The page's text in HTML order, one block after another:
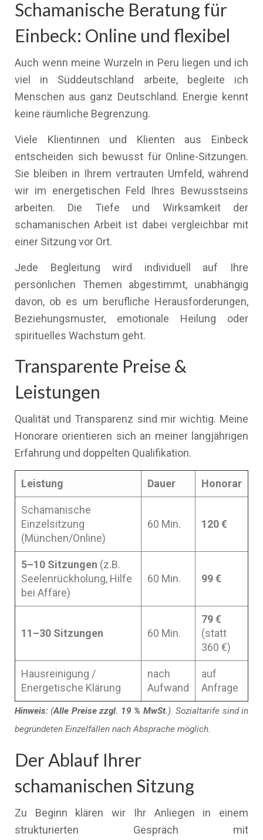
Schamanische Beratung für
Einbeck: Online und flexibel
Auch wenn meine Wurzeln in Peru liegen und ich
viel in Süddeutschland arbeite, begleite ich
Menschen aus ganz Deutschland. Energie kennt
keine räumliche Begrenzung.
Viele Klientinnen und Klienten aus Einbeck
entscheiden sich bewusst für Online-Sitzungen.
Sie bleiben in Ihrem vertrauten Umfeld, während
wir im energetischen Feld Ihres Bewusstseins
arbeiten. Die Tiefe und Wirksamkeit der
schamanischen Arbeit ist dabei vergleichbar mit
einer Sitzung vor Ort.
Jede Begleitung wird individuell auf Ihre
persönlichen Themen abgestimmt, unabhängig
davon, ob es um berufliche Herausforderungen,
Beziehungsmuster, emotionale Heilung oder
spirituelles Wachstum geht.
Transparente Preise &
Leistungen
Qualität und Transparenz sind mir wichtig. Meine
Honorare orientieren sich an meiner langjährigen
Erfahrung und doppelten Qualifikation.
Leistung Dauer Honorar
Schamanische
Einzelsitzung
(München/Online)
60 Min. 120 €
5–10 Sitzungen (z.B.
Seelenrückholung, Hilfe
bei Affäre)
60 Min. 99 €
11–30 Sitzungen 60 Min.
79 €
(statt
360 €)
Hausreinigung /
Energetische Klärung
nach
Aufwand
auf
Anfrage
Hinweis: (Alle Preise zzgl. 19 % MwSt.). Sozialtarife sind in
begründeten Einzelfällen nach Absprache möglich.
Der Ablauf Ihrer
schamanischen Sitzung
Zu Beginn klären wir Ihr Anliegen in einem
strukturierten Gespräch mit